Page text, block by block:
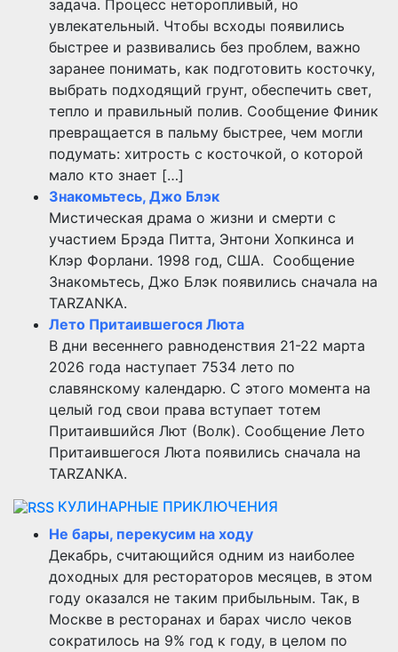
задача. Процесс неторопливый, но
увлекательный. Чтобы всходы появились
быстрее и развивались без проблем, важно
заранее понимать, как подготовить косточку,
выбрать подходящий грунт, обеспечить свет,
тепло и правильный полив. Сообщение Финик
превращается в пальму быстрее, чем могли
подумать: хитрость с косточкой, о которой
мало кто знает […]
Знакомьтесь, Джо Блэк
Мистическая драма о жизни и смерти с
участием Брэда Питта, Энтони Хопкинса и
Клэр Форлани. 1998 год, США. Сообщение
Знакомьтесь, Джо Блэк появились сначала на
TARZANKA.
Лето Притаившегося Люта
В дни весеннего равноденствия 21-22 марта
2026 года наступает 7534 лето по
славянскому календарю. С этого момента на
целый год свои права вступает тотем
Притаившийся Лют (Волк). Сообщение Лето
Притаившегося Люта появились сначала на
TARZANKA.
КУЛИНАРНЫЕ ПРИКЛЮЧЕНИЯ
Не бары, перекусим на ходу
Декабрь, считающийся одним из наиболее
доходных для рестораторов месяцев, в этом
году оказался не таким прибыльным. Так, в
Москве в ресторанах и барах число чеков
сократилось на 9% год к году, в целом по